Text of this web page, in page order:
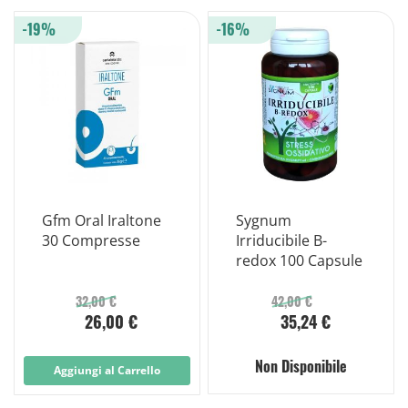
Gfm Oral Iraltone
30 Compresse
32,00 €
26,00 €
-19%
Aggiungi al Carrello
Sygnum
Irriducibile B-
redox 100 Capsule
42,00 €
35,24 €
-16%
Non Disponibile